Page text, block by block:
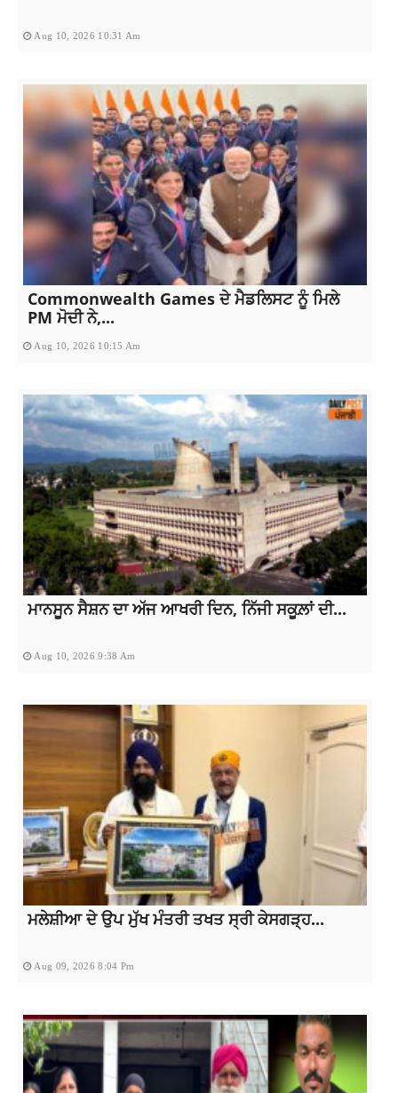
Aug 10, 2026 10:31 Am
Commonwealth Games ਦੇ ਮੈਡਲਿਸਟ ਨੂੰ ਮਿਲੇ
PM ਮੋਦੀ ਨੇ,...
Aug 10, 2026 10:15 Am
ਮਾਨਸੂਨ ਸੈਸ਼ਨ ਦਾ ਅੱਜ ਆਖਰੀ ਦਿਨ, ਨਿੱਜੀ ਸਕੂਲ਼ਾਂ ਦੀ...
Aug 10, 2026 9:38 Am
ਮਲੇਸ਼ੀਆ ਦੇ ਉਪ ਮੁੱਖ ਮੰਤਰੀ ਤਖਤ ਸ੍ਰੀ ਕੇਸਗੜ੍ਹ...
Aug 09, 2026 8:04 Pm